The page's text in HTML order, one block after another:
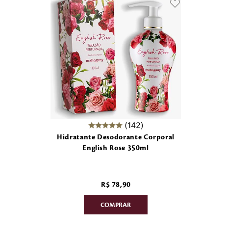
142
Hidratante Desodorante Corporal
English Rose 350ml
R$ 78,90